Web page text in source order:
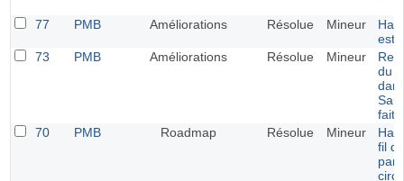
77 PMB Améliorations Résolue Mineur
73
PMB Améliorations Résolue Mineur
du
70
PMB Roadmap Résolue Mineur
fil